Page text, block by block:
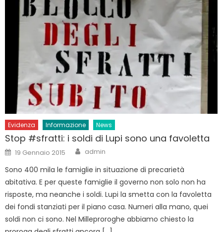
Evidenza Informazione News
Stop #sfratti: i soldi di Lupi sono una favoletta
Posted
on
19 Gennaio 2015 Author
admin
Sono 400 mila le famiglie in situazione di precarietà
abitativa. E per queste famiglie il governo non solo non ha
risposte, ma neanche i soldi. Lupi la smetta con la favoletta
dei fondi stanziati per il piano casa. Numeri alla mano, quei
soldi non ci sono. Nel Milleproroghe abbiamo chiesto la